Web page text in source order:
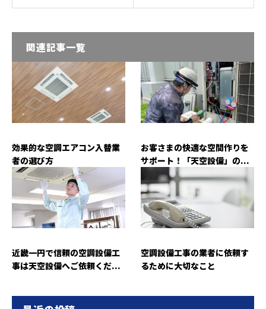
関連記事一覧
効果的な空調エアコン入替業
者の選び方
お客さまの快適な空間作りを
サポート！「天空設備」の...
近畿一円で信頼の空調設備工
事は天空設備へご依頼くだ...
空調設備工事の業者に依頼す
るために大切なこと